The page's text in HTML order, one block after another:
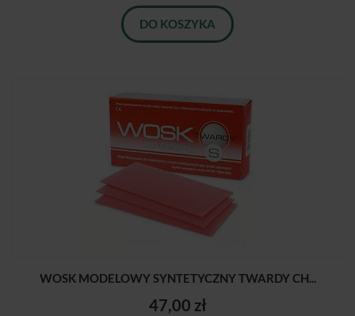
DO KOSZYKA
WOSK MODELOWY SYNTETYCZNY TWARDY CH...
47,00 zł